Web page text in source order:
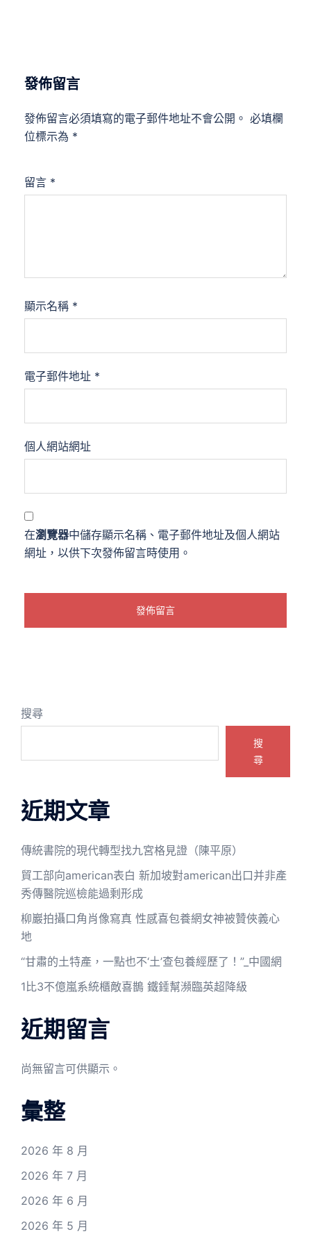
發佈留言
發佈留言必須填寫的電子郵件地址不會公開。 必填欄
位標示為 *
留言 *
顯示名稱 *
電子郵件地址 *
個人網站網址
在瀏覽器中儲存顯示名稱、電子郵件地址及個人網站
網址，以供下次發佈留言時使用。
搜尋
搜
尋
近期文章
傳統書院的現代轉型找九宮格見證（陳平原）
貿工部向american表白 新加坡對american出口并非產
秀傳醫院巡檢能過剩形成
柳巖拍攝口角肖像寫真 性感喜包養網女神被贊俠義心
地
“甘肅的土特產，一點也不‘土’查包養經歷了！”_中國網
1比3不億嵐系統櫃敵喜鵲 鐵錘幫瀕臨英超降級
近期留言
尚無留言可供顯示。
彙整
2026 年 8 月
2026 年 7 月
2026 年 6 月
2026 年 5 月